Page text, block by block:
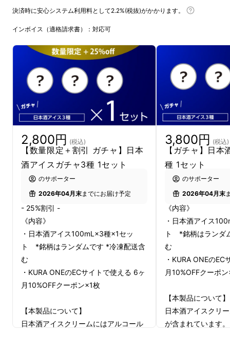
（充填）」を根本から見直し、常温域でも“生
KURA ONE®が目指すのは、
地域を味わい、記
憶に残す
こと。今回のMakuakeでは、 全国9地
域の地酒飲み比べ（常温“生酒缶”を含む）と、
その地酒を原材料にした
濃厚日本酒アイスの食
べ比べをまとめた「Makuakeサポーター特別
セット（Makuake限定販売）」をお届けしま
す。
先にお伝えしたい「3つ
決済時に安心システム利用料として2.2%(税抜)がかかります。
インボイス（適格請求書）：対応可
2,800円 (税込)
【数量限定＋割引 ガチャ】日本
酒アイスガチャ3種 1セット
のサポーター
2026年04月末までにお届け予定
- 25%割引 -
《内容》
・日本酒アイス100mL×3種×1セッ
ト *銘柄はランダムです *冷凍配送含
む
・KURA ONEのECサイトで使える 6ヶ
月10%OFFクーポン×1枚
【本製品について】
日本酒アイスクリームにはアルコール
3,800円 (税込)
【ガチャ】日
種 1セット
のサポーター
2026年04月末
《内容》
・日本酒アイス
ト *銘柄はランダ
む
・KURA ONEの
月10%OFFクーポ
【本製品について】
日本酒アイスクリ
が含まれています